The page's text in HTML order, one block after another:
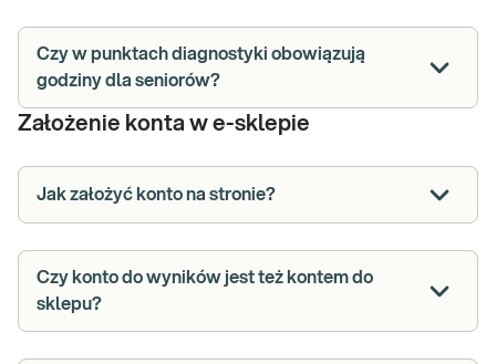
Czy w punktach diagnostyki obowiązują
godziny dla seniorów?
Założenie konta w e-sklepie
Jak założyć konto na stronie?
Czy konto do wyników jest też kontem do
sklepu?